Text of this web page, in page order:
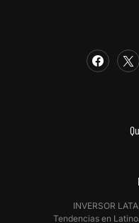
INVERSOR
Tendencias en